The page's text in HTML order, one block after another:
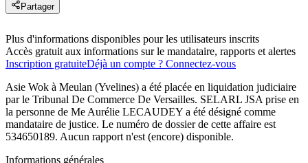
Partager
Plus d'informations disponibles pour les utilisateurs inscrits
Accès gratuit aux informations sur le mandataire, rapports et alertes
Inscription gratuiteDéjà un compte ? Connectez-vous
Asie Wok à Meulan (Yvelines) a été placée en liquidation judiciaire
par le Tribunal De Commerce De Versailles. SELARL JSA prise en
la personne de Me Aurélie LECAUDEY a été désigné comme
mandataire de justice. Le numéro de dossier de cette affaire est
534650189. Aucun rapport n'est (encore) disponible.
Informations générales